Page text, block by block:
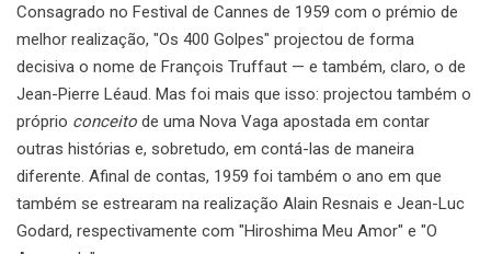
Consagrado no Festival de Cannes de 1959 com o prémio de
melhor realização, "Os 400 Golpes" projectou de forma
decisiva o nome de François Truffaut — e também, claro, o de
Jean-Pierre Léaud. Mas foi mais que isso: projectou também o
próprio conceito de uma Nova Vaga apostada em contar
outras histórias e, sobretudo, em contá-las de maneira
diferente. Afinal de contas, 1959 foi também o ano em que
também se estrearam na realização Alain Resnais e Jean-Luc
Godard, respectivamente com "Hiroshima Meu Amor" e "O